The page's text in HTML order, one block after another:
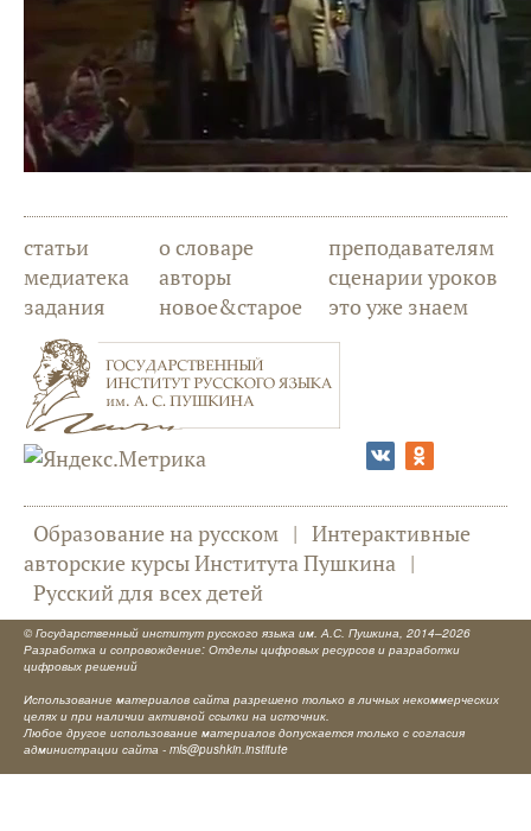
статьи
медиатека
задания
о словаре
авторы
новое&старое
преподавателям
сценарии уроков
это уже знаем
Образование на русском | Интерактивные
авторские курсы Института Пушкина |
Русский для всех детей
© Государственный институт русского языка им. А.С. Пушкина, 2014–2026
Разработка и сопровождение: Отделы цифровых ресурсов и разработки
цифровых решений
Использование материалов сайта разрешено только в личных некоммерческих
целях и при наличии активной ссылки на источник.
Любое другое использование материалов допускается только с согласия
администрации сайта - mls@pushkin.institute